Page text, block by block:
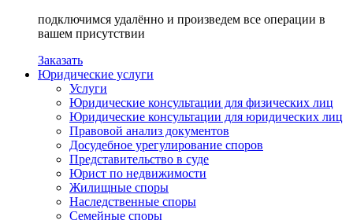
подключимся удалённо и произведем все операции в
вашем присутствии
Заказать
Юридические услуги
Услуги
Юридические консультации для физических лиц
Юридические консультации для юридических лиц
Правовой анализ документов
Досудебное урегулирование споров
Представительство в суде
Юрист по недвижимости
Жилищные споры
Наследственные споры
Семейные споры